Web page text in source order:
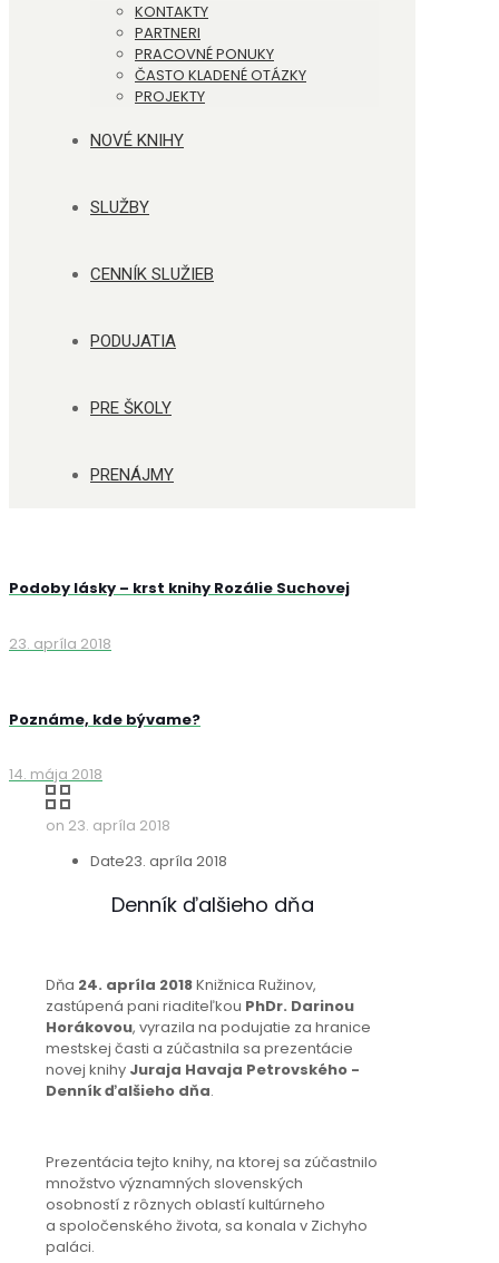
KONTAKTY
PARTNERI
PRACOVNÉ PONUKY
ČASTO KLADENÉ OTÁZKY
PROJEKTY
NOVÉ KNIHY
SLUŽBY
CENNÍK SLUŽIEB
PODUJATIA
PRE ŠKOLY
PRENÁJMY
Podoby lásky – krst knihy Rozálie Suchovej
23. apríla 2018
Poznáme, kde bývame?
14. mája 2018
on 23. apríla 2018
Date23. apríla 2018
Denník ďalšieho dňa
Dňa 24. apríla 2018Knižnica Ružinov,
zastúpená pani riaditeľkou PhDr. Darinou
Horákovou, vyrazila na podujatie za hranice
mestskej časti a zúčastnila sa prezentácie
novej knihy Juraja Havaja Petrovského -
Denník ďalšieho dňa.
Prezentácia tejto knihy, na ktorej sa zúčastnilo
množstvo významných slovenských
osobností z rôznych oblastí kultúrneho
a spoločenského života, sa konala v Zichyho
paláci.